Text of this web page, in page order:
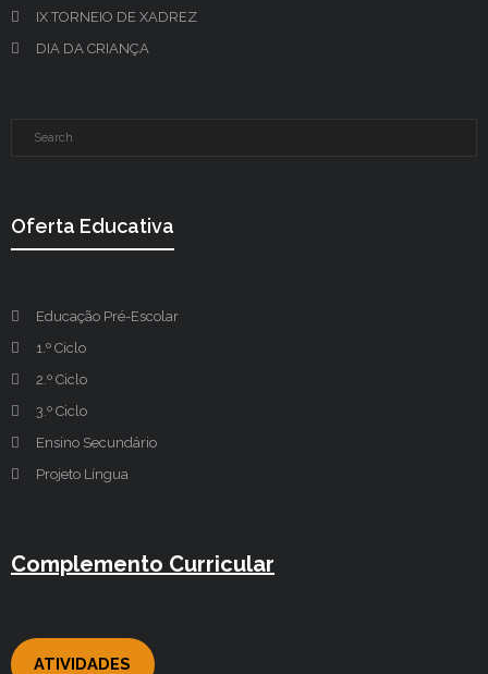
IX TORNEIO DE XADREZ
DIA DA CRIANÇA
Oferta Educativa
Educação Pré-Escolar
1.º Ciclo
2.º Ciclo
3.º Ciclo
Ensino Secundário
Projeto Língua
Complemento Curricular
ATIVIDADES